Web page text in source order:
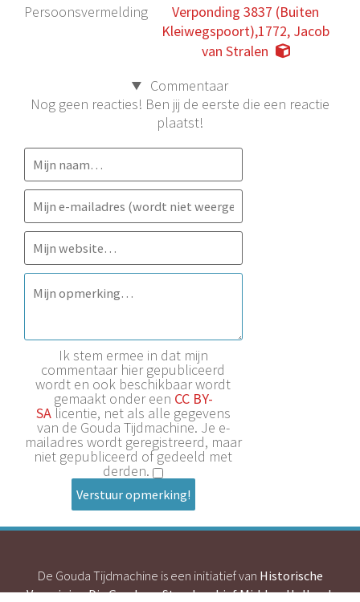
Persoonsvermelding
Verponding 3837 (Buiten
Kleiwegspoort),1772, Jacob
van Stralen
Commentaar
Nog geen reacties! Ben jij de eerste die een reactie
plaatst!
Ik stem ermee in dat mijn
commentaar hier gepubliceerd
wordt en ook beschikbaar wordt
gemaakt onder een CC BY-
SAlicentie, net als alle gegevens
van de Gouda Tijdmachine. Je e-
mailadres wordt geregistreerd, maar
niet gepubliceerd of gedeeld met
derden.
Verstuur opmerking!
De Gouda Tijdmachine is een initiatief van Historische
Vereniging Die GoudeenStreekarchief Midden-Holland.